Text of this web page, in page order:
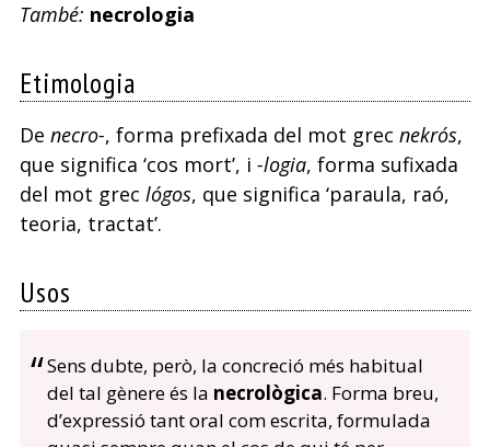
També: necrologia
Etimologia
De necro-, forma prefixada del mot grec nekrós,
que significa ‘cos mort’, i -logia, forma sufixada
del mot grec lógos, que significa ‘paraula, raó,
teoria, tractat’.
Usos
Sens dubte, però, la concreció més habitual
del tal gènere és la necrològica. Forma breu,
d’expressió tant oral com escrita, formulada